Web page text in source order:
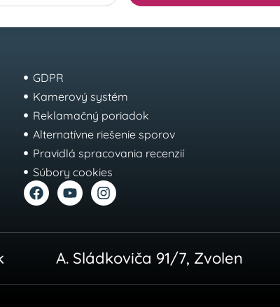
GDPR
Kamerový systém
Reklamačný poriadok
Alternatívne riešenie sporov
Pravidlá spracovania recenzií
Súbory cookies
A. Sládkoviča 91/7, Zvolen